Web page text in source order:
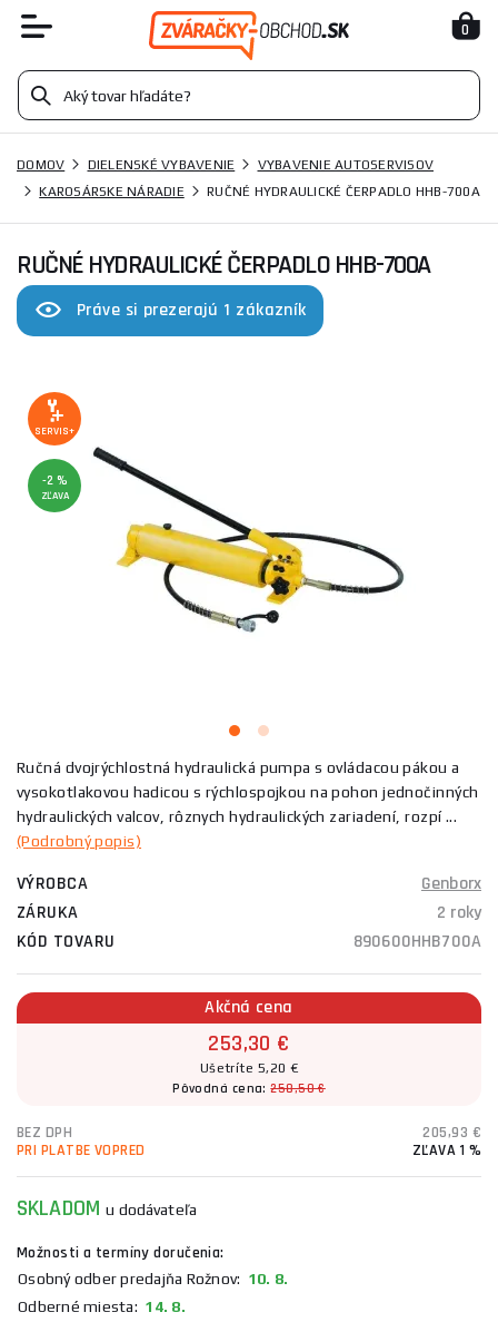
0
DOMOV DIELENSKÉ VYBAVENIE
VYBAVENIE AUTOSERVISOV
KAROSÁRSKE NÁRADIE
RUČNÉ HYDRAULICKÉ ČERPADLO HHB-700A
RUČNÉ HYDRAULICKÉ ČERPADLO HHB-700A
Práve si prezerajú 1 zákazník
SERVIS+
-2 %
ZĽAVA
Ručná dvojrýchlostná hydraulická pumpa s ovládacou pákou a
vysokotlakovou hadicou s rýchlospojkou na pohon jednočinných
hydraulických valcov, rôznych hydraulických zariadení, rozpí ...
(Podrobný popis)
VÝROBCA
Genborx
ZÁRUKA
2 roky
KÓD TOVARU
890600HHB700A
Akčná cena
253,30 €
Ušetríte 5,20 €
Pôvodná cena:258,50 €
BEZ DPH
205,93 €
PRI PLATBE VOPRED
ZĽAVA 1 %
SKLADOMu dodávateľa
Možnosti a termíny doručenia:
Osobný odber predajňa Rožnov: 10. 8.
Odberné miesta: 14. 8.